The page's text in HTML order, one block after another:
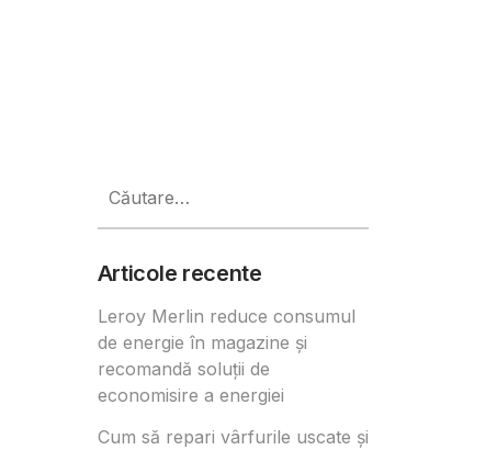
după:
Articole recente
Leroy Merlin reduce consumul
de energie în magazine și
recomandă soluții de
economisire a energiei
Cum să repari vârfurile uscate și